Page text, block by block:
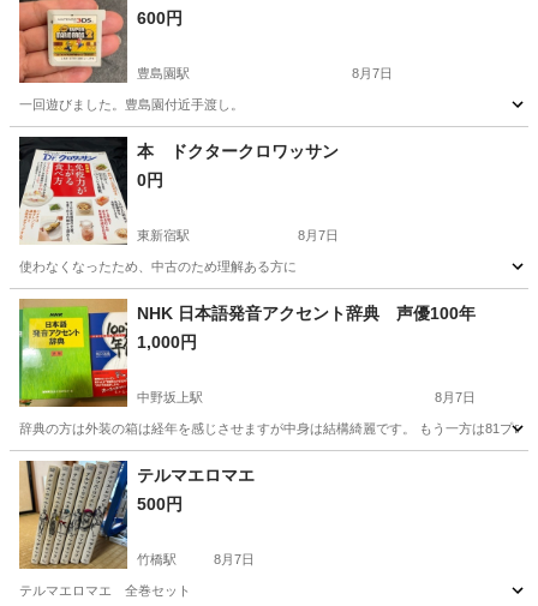
600円
豊島園駅 8月7日
一回遊びました。豊島園付近手渡し。
東京 練馬区 豊島園駅 本/CD/DVD
本 ドクタークロワッサン
0円
東新宿駅 8月7日
使わなくなったため、中古のため理解ある方に
東京 新宿区 東新宿駅 その他 クロワッサン
NHK 日本語発音アクセント辞典 声優100年
1,000円
中野坂上駅 8月7日
辞典の方は外装の箱は経年を感じさせますが中身は結構綺麗です。 もう一方は81プ
東京 中野区
テルマエロマエ
500円
竹橋駅 8月7日
テルマエロマエ 全巻セット